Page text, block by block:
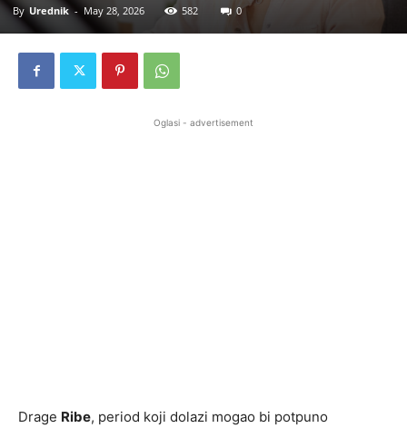
By Urednik - May 28, 2026 582 0
Oglasi - advertisement
Drage Ribe, period koji dolazi mogao bi potpuno